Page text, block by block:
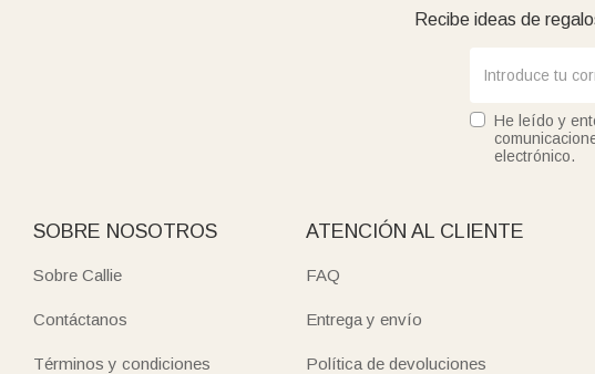
Recibe ideas de
He leído y
electrónico.
SOBRE NOSOTROS
Sobre Callie
Contáctanos
Términos y condiciones
ATENCIÓN AL CLIENTE
FAQ
Entrega y envío
Política de devoluciones